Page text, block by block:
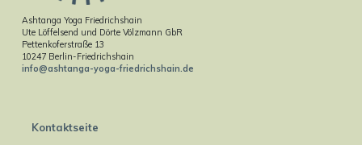
Ashtanga Yoga Friedrichshain
Ute Löffelsend und Dörte Völzmann GbR
Pettenkoferstraße 13
10247 Berlin-Friedrichshain
info@ashtanga-yoga-friedrichshain.de
Kontaktseite